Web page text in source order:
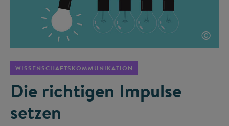
©
WISSENSCHAFTSKOMMUNIKATION
Die richtigen Impulse
setzen